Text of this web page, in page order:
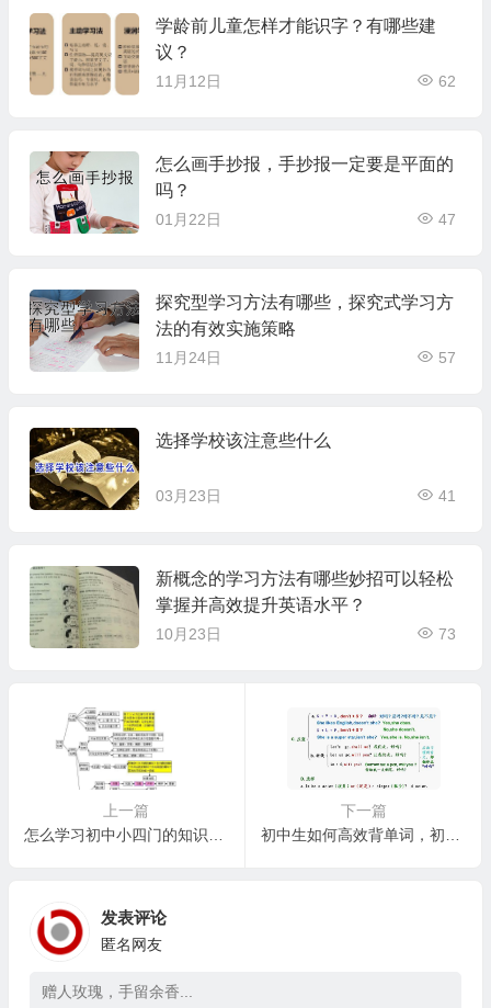
学龄前儿童怎样才能识字？有哪些建
议？
11月12日 62
怎么画手抄报，手抄报一定要是平面的
吗？
01月22日 47
探究型学习方法有哪些，探究式学习方
法的有效实施策略
11月24日 57
选择学校该注意些什么
03月23日 41
新概念的学习方法有哪些妙招可以轻松
掌握并高效提升英语水平？
10月23日 73
上一篇
下一篇
发表评论
匿名网友